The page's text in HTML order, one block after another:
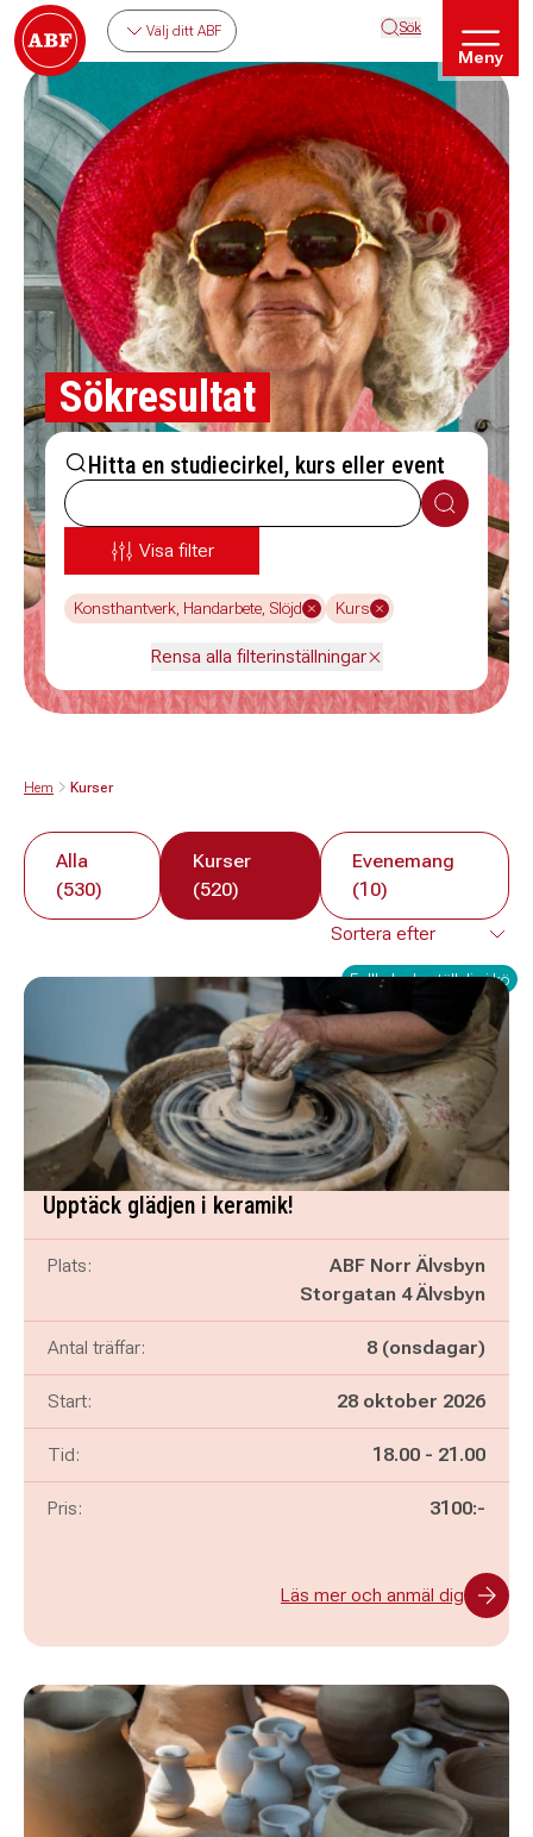
Välj ditt ABF Sök
Meny
Sökresultat
Hitta en studiecirkel, kurs eller event
Sök
Visa filter
Konsthantverk, Handarbete, Slöjd Kurs
Rensa alla filterinställningar
Hem Kurser
Alla
(530)
Kurser
(520)
Evenemang
(10)
Fullbokad - ställ dig i kö
Upptäck glädjen i keramik!
Plats:
ABF Norr Älvsbyn
Storgatan 4 Älvsbyn
Antal träffar: 8 (onsdagar)
Start: 28 oktober 2026
Tid: Pågår mellan
18.00 - och
21.00
Pris: 3100:-
Läs mer och anmäl dig